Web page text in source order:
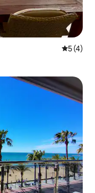
レビュー
5 (4)